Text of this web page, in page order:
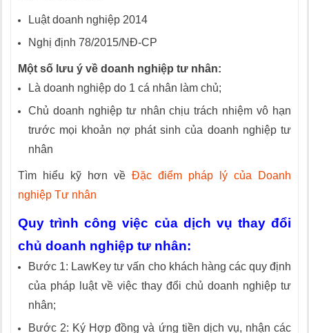
Luật doanh nghiệp 2014
Nghị định 78/2015/NĐ-CP
Một số lưu ý về doanh nghiệp tư nhân:
Là doanh nghiệp do 1 cá nhân làm chủ;
Chủ doanh nghiệp tư nhân chịu trách nhiệm vô hạn
trước mọi khoản nợ phát sinh của doanh nghiệp tư
nhân
Tìm hiểu kỹ hơn về Đặc điểm pháp lý của Doanh
nghiệp Tư nhân
Quy trình công việc của dịch vụ thay đổi
chủ doanh nghiệp tư nhân:
Bước 1: LawKey tư vấn cho khách hàng các quy định
của pháp luật về việc thay đổi chủ doanh nghiệp tư
nhân;
Bước 2: Ký Hợp đồng và ứng tiền dịch vụ, nhận các